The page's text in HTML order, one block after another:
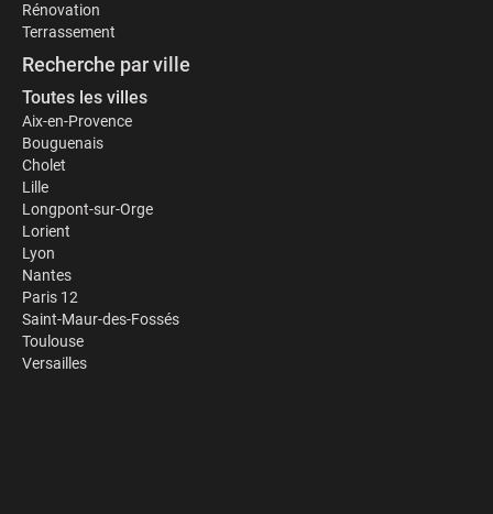
Rénovation
Terrassement
Recherche par ville
Toutes les villes
Aix-en-Provence
Bouguenais
Cholet
Lille
Longpont-sur-Orge
Lorient
Lyon
Nantes
Paris 12
Saint-Maur-des-Fossés
Toulouse
Versailles